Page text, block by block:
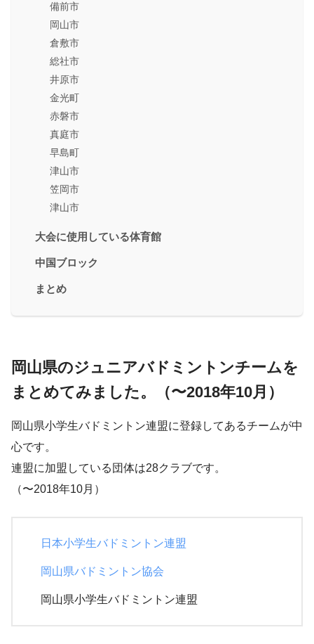
備前市
岡山市
倉敷市
総社市
井原市
金光町
赤磐市
真庭市
早島町
津山市
笠岡市
津山市
大会に使用している体育館
中国ブロック
まとめ
岡山県のジュニアバドミントンチームを
まとめてみました。（〜2018年10月）
岡山県小学生バドミントン連盟に登録してあるチームが中
心です。
連盟に加盟している団体は28クラブです。
（〜2018年10月）
日本小学生バドミントン連盟
岡山県バドミントン協会
岡山県小学生バドミントン連盟